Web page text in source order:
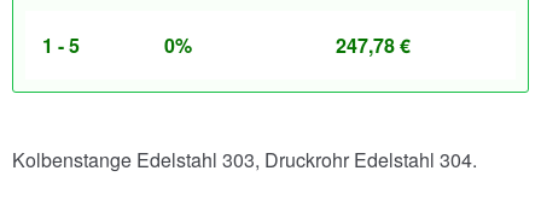
1 - 5 0% 247,78€
Kolbenstange Edelstahl 303, Druckrohr Edelstahl 304.